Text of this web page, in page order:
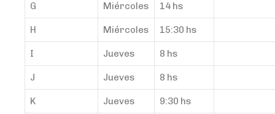
G Miércoles 14 hs
H Miércoles 15:30 hs
I Jueves 8 hs
J Jueves 8 hs
K Jueves 9:30 hs